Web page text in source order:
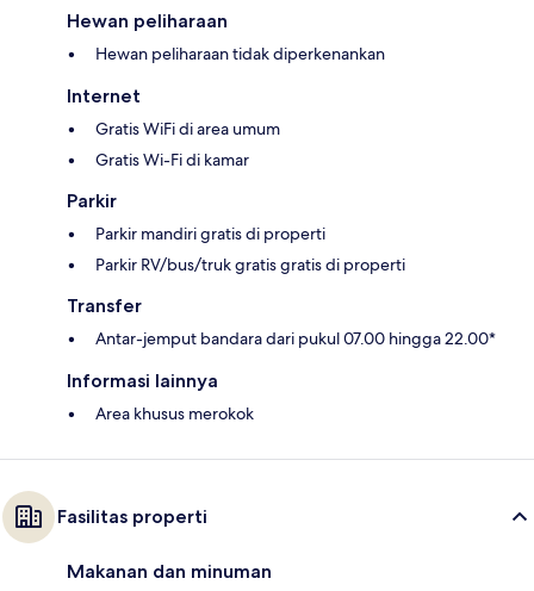
Hewan peliharaan
Hewan peliharaan tidak diperkenankan
Internet
Gratis WiFi di area umum
Gratis Wi-Fi di kamar
Parkir
Parkir mandiri gratis di properti
Parkir RV/bus/truk gratis gratis di properti
Transfer
Antar-jemput bandara dari pukul 07.00 hingga 22.00*
Informasi lainnya
Area khusus merokok
Fasilitas properti
Makanan dan minuman